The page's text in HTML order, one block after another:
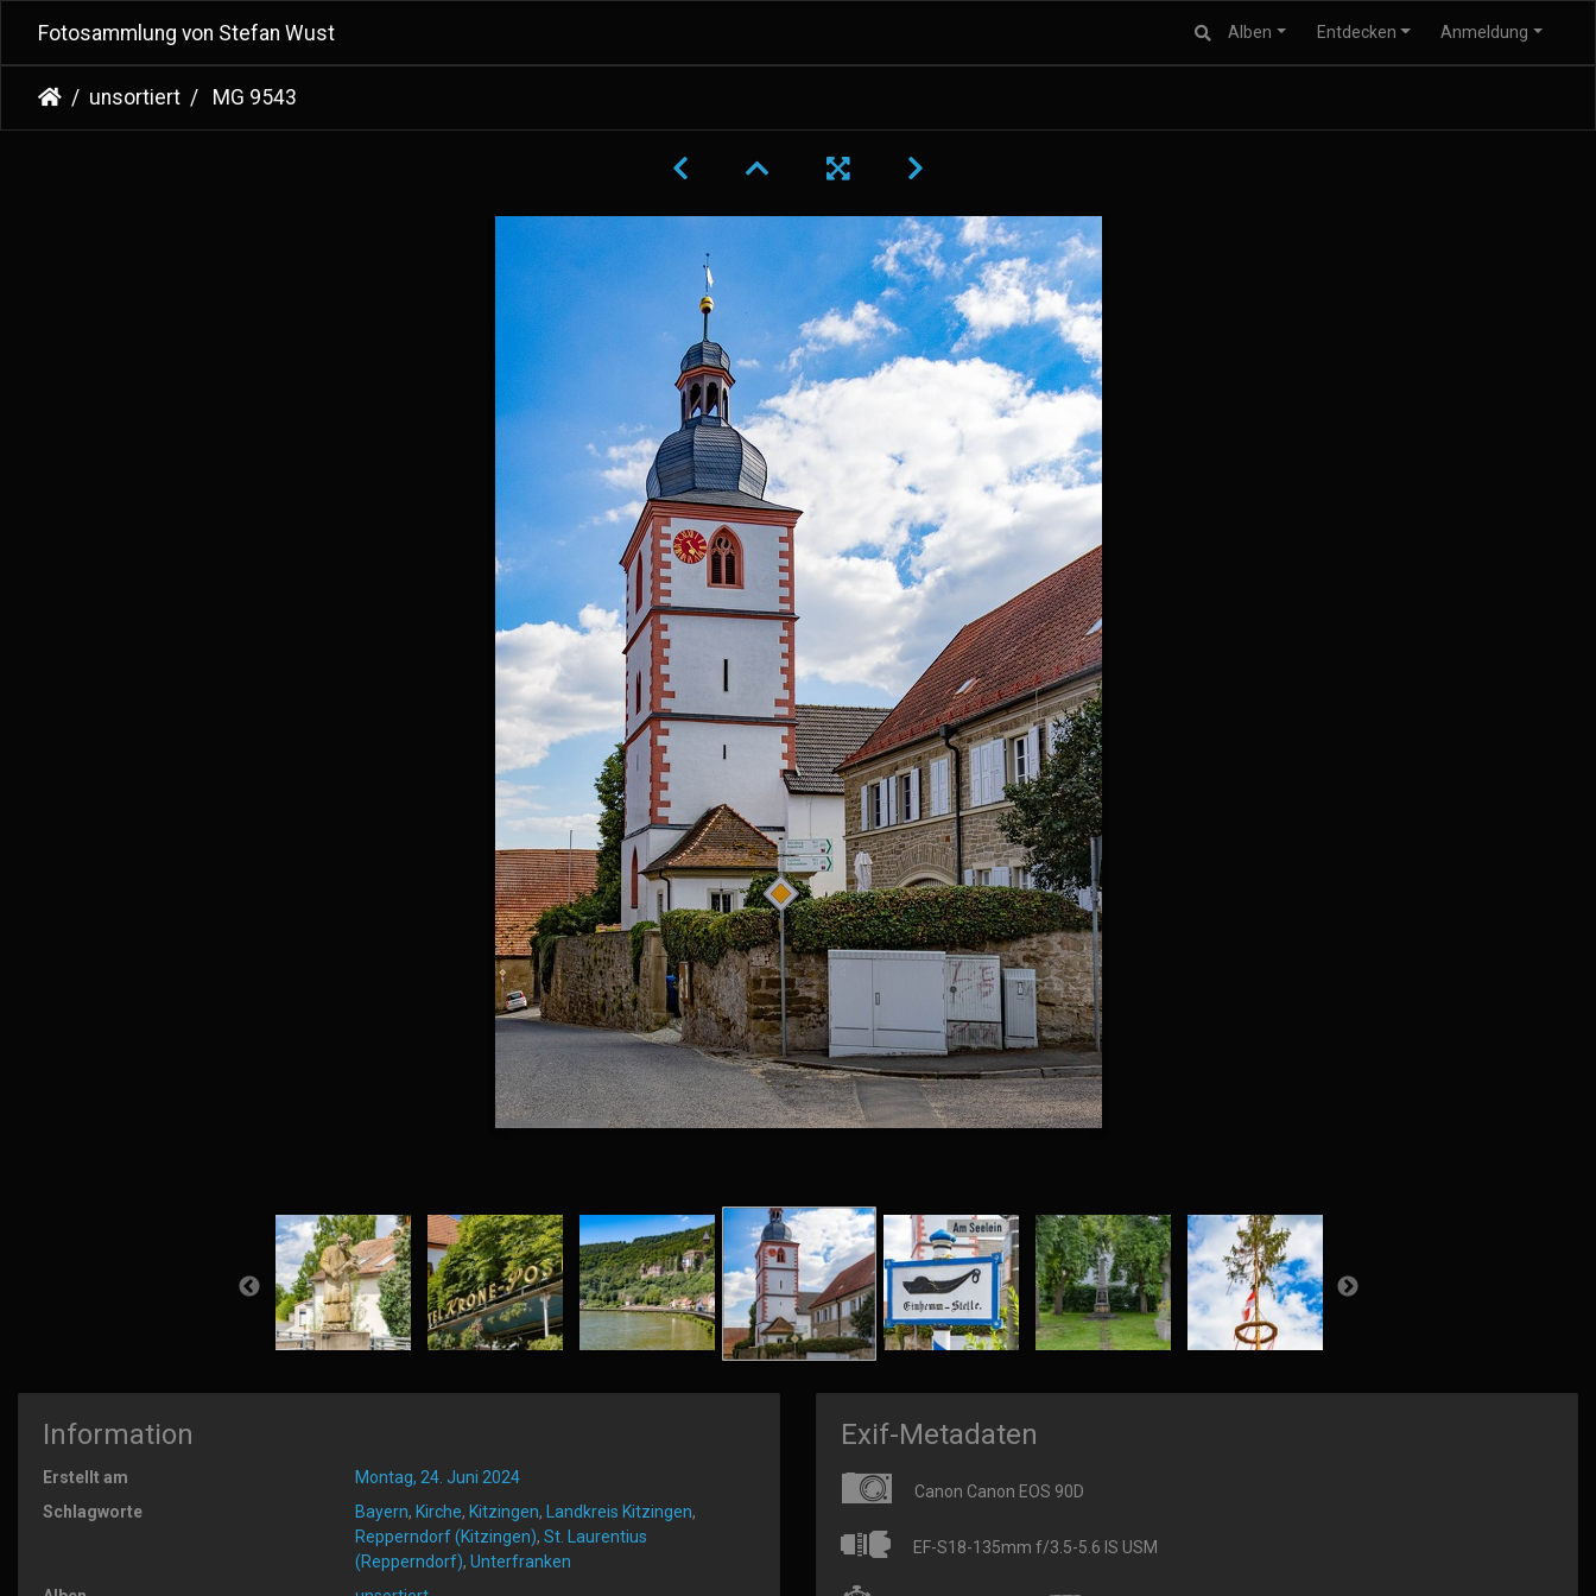
Fotosammlung von Stefan Wust Alben Entdecken Anmeldung
unsortiert MG 9543
Information
Erstellt am
Montag, 24. Juni 2024
Schlagworte
Bayern, Kirche, Kitzingen, Landkreis Kitzingen,
Repperndorf (Kitzingen), St. Laurentius
(Repperndorf), Unterfranken
Exif-Metadaten
Canon Canon EOS 90D
EF-S18-135mm f/3.5-5.6 IS USM